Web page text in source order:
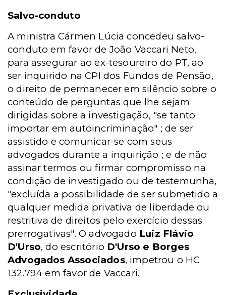
Salvo-conduto
A ministra Cármen Lúcia concedeu salvo-
conduto em favor de João Vaccari Neto,
para assegurar ao ex-tesoureiro do PT, ao
ser inquirido na CPI dos Fundos de Pensão,
o direito de permanecer em silêncio sobre o
conteúdo de perguntas que lhe sejam
dirigidas sobre a investigação, "se tanto
importar em autoincriminação" ; de ser
assistido e comunicar-se com seus
advogados durante a inquirição ; e de não
assinar termos ou firmar compromisso na
condição de investigado ou de testemunha,
"excluída a possibilidade de ser submetido a
qualquer medida privativa de liberdade ou
restritiva de direitos pelo exercício dessas
prerrogativas". O advogado Luiz Flávio
D'Urso, do escritório D'Urso e Borges
Advogados Associados, impetrou o HC
132.794 em favor de Vaccari.